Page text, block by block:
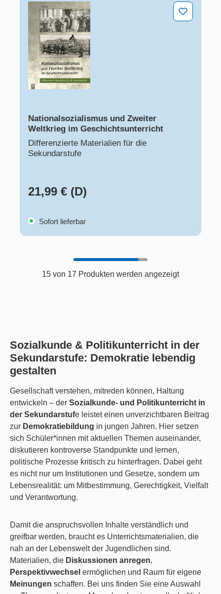
Nationalsozialismus und Zweiter Weltkrieg im
Nationalsozialismus und Zweiter
Weltkrieg im Geschichtsunterricht
Differenzierte Materialien für die
Sekundarstufe
21,99 € (D)
Sofort lieferbar
15 von 17 Produkten werden angezeigt
Sozialkunde & Politikunterricht in der
Sekundarstufe: Demokratie lebendig
gestalten
Gesellschaft verstehen, mitreden können, Haltung
entwickeln – der Sozialkunde- und Politikunterricht in
der Sekundarstufe leistet einen unverzichtbaren Beitrag
zur Demokratiebildung in jungen Jahren. Hier setzen
sich Schüler*innen mit aktuellen Themen auseinander,
diskutieren kontroverse Standpunkte und lernen,
politische Prozesse kritisch zu hinterfragen. Dabei geht
es nicht nur um Institutionen und Gesetze, sondern um
Lebensrealität: um Mitbestimmung, Gerechtigkeit, Vielfalt
und Verantwortung.
Damit die anspruchsvollen Inhalte verständlich und
greifbar werden, braucht es Unterrichtsmaterialien, die
nah an der Lebenswelt der Jugendlichen sind.
Materialien, die Diskussionen anregen,
Perspektivwechsel ermöglichen und Raum für eigene
Meinungen schaffen. Bei uns finden Sie eine Auswahl